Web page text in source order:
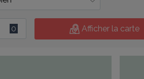
0 Afficher la carte